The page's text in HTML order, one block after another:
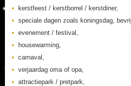
kerstfeest / kerstborrel / kerstdiner,
speciale dagen zoals koningsdag,
evenement / festival,
housewarming,
carnaval,
verjaardag oma of opa,
attractiepark / pretpark,